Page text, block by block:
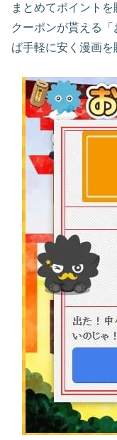
まとめてポイント
クーポンが貰える
ば手軽に安く漫画を